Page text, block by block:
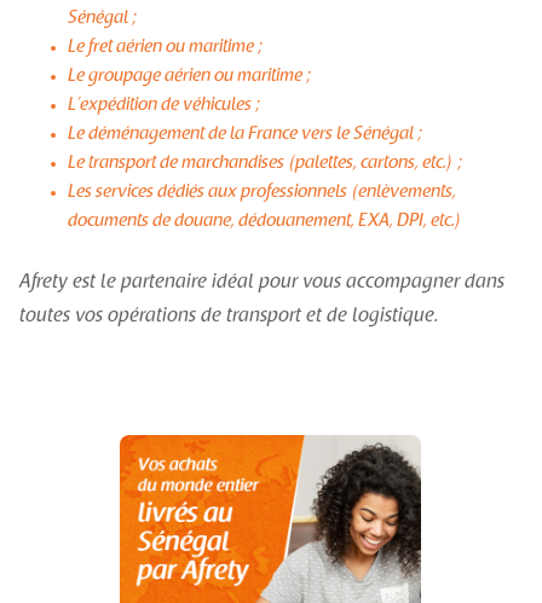
Sénégal ;
Le fret aérien ou maritime ;
Le groupage aérien ou maritime ;
L’expédition de véhicules ;
Le déménagement de la France vers le Sénégal ;
Le transport de marchandises (palettes, cartons, etc.) ;
Les services dédiés aux professionnels (enlèvements,
documents de douane, dédouanement, EXA, DPI, etc.)
Afrety est le partenaire idéal pour vous accompagner dans
toutes vos opérations de transport et de logistique.